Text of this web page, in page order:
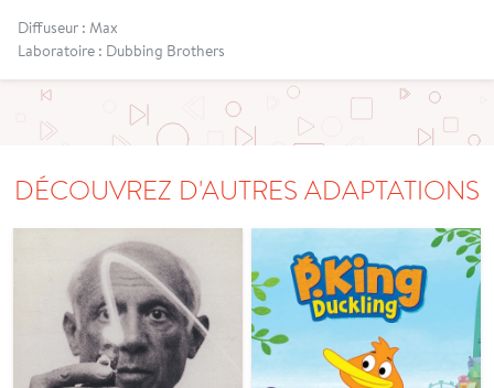
Diffuseur : Max
Laboratoire : Dubbing Brothers
DÉCOUVREZ D'AUTRES ADAPTATIONS